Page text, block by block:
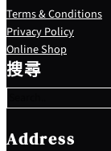
Terms & Conditions
Privacy Policy
Online Shop
搜尋
S
e
a
c
h
Address